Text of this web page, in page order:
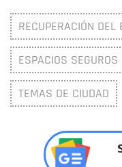
RECUPERACIÓN DEL
ESPACIOS SEGUROS
TEMAS DE CIUDAD